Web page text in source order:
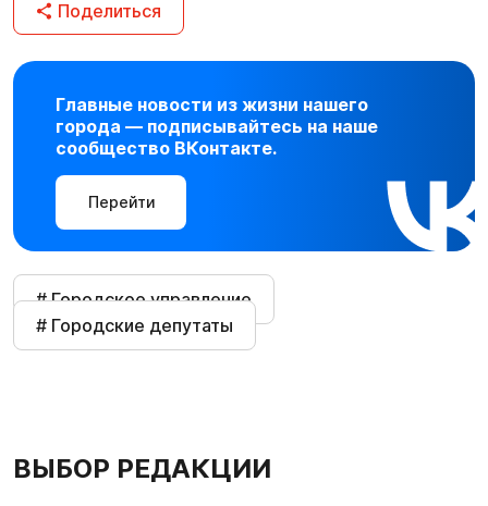
Поделиться
Главные новости из жизни нашего
города — подписывайтесь на наше
сообщество ВКонтакте.
Перейти
# Городское управление
# Городские депутаты
ВЫБОР РЕДАКЦИИ